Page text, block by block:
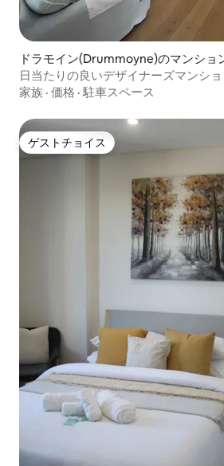
ドラモイン(Drummoyne)のマンショ
ート
日当たりの良いデザイナーズマンシ
家族 · 価格 · 駐車スペース
ゲストチョイス
ゲストチョイス